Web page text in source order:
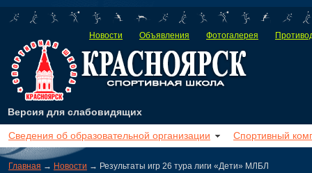
Новости Объявления Фотогалерея
Версия для слабовидящих
Сведения об образовательной организации Спортивный
Главная → Новости → Результаты игр 26 тура лиги «Дети» МЛБЛ